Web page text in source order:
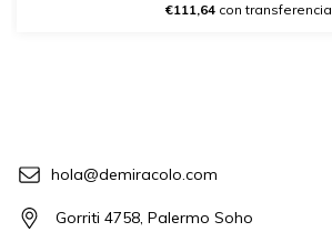
€111,64 con transferencia
hola@demiracolo.com
Gorriti 4758, Palermo Soho